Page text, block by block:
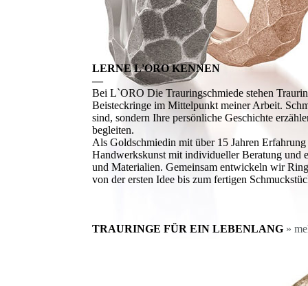
LERNE L'ORO KENNEN
—
Bei L`ORO Die Trauringschmiede stehen
Beisteckringe im Mittelpunkt meiner Arbeit.
sind, sondern Ihre persönliche Geschichte
begleiten.
Als Goldschmiedin mit über 15 Jahren
Handwerkskunst mit individueller Beratung und
und Materialien. Gemeinsam entwickeln wir
von der ersten Idee bis zum fertigen
TRAURINGE FÜR EIN LEBENLANG »